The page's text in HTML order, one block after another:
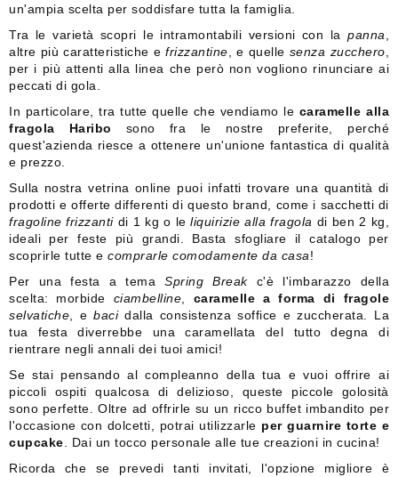
un'ampia scelta per soddisfare tutta la famiglia.
Tra le varietà scopri le intramontabili versioni con la panna
altre più caratteristiche efrizzantine , e quelle senza zucchero
per i più attenti alla linea che però non vogliono rinunciare ai
peccati di gola.
In particolare, tra tutte quelle che vendiamo le caramelle alla
fragola Haribo
sono fra le nostre preferite, perché
quest'azienda riesce a ottenere un'unione fantastica di qualità
e prezzo.
Sulla nostra vetrina online puoi infatti trovare una quantità di
prodotti e offerte differenti di questo brand, come i sacchetti di
fragoline frizzantidi 1 kg o leliquirizie alla fragola di ben 2 kg,
ideali per feste più grandi. Basta sfogliare il catalogo per
scoprirle tutte e comprarle comodamente da casa!
Per una festa a tema Spring Breakc'è l'imbarazzo della
scelta: morbide ciambelline
caramelle a forma di fragole
selvatiche , ebacidalla consistenza soffice e zuccherata. La
tua festa diverrebbe una caramellata del tutto degna di
rientrare negli annali dei tuoi amici!
Se stai pensando al compleanno della tua e vuoi offrire ai
piccoli ospiti qualcosa di delizioso, queste piccole golosità
sono perfette. Oltre ad offrirle su un ricco buffet imbandito per
l'occasione con dolcetti, potrai utilizzarle per guarnire torte e
cupcake . Dai un tocco personale alle tue creazioni in cucina!
Ricorda che se prevedi tanti invitati, l'opzione migliore è